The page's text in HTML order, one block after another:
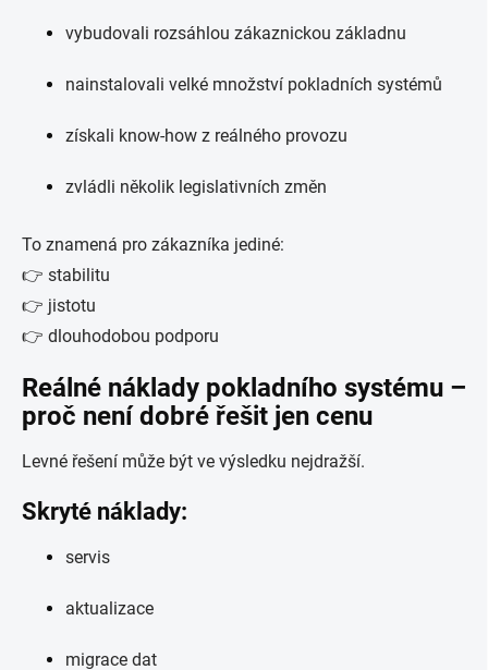
vybudovali rozsáhlou zákaznickou základnu
nainstalovali velké množství pokladních systémů
získali know-how z reálného provozu
zvládli několik legislativních změn
To znamená pro zákazníka jediné:
👉 stabilitu
👉 jistotu
👉 dlouhodobou podporu
Reálné náklady pokladního systému –
proč není dobré řešit jen cenu
Levné řešení může být ve výsledku nejdražší.
Skryté náklady:
servis
aktualizace
migrace dat